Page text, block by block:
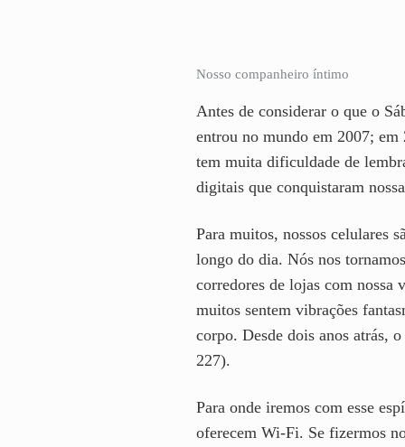
Nosso companheiro íntimo
Antes de considerar o que o
entrou no mundo em 2007;
tem muita dificuldade de
digitais que conquistaram
Para muitos, nossos celulares
longo do dia. Nós nos
corredores de lojas com nossa
muitos sentem vibrações
corpo. Desde dois anos atrás,
227).
Para onde iremos com esse
oferecem Wi-Fi. Se fizermos